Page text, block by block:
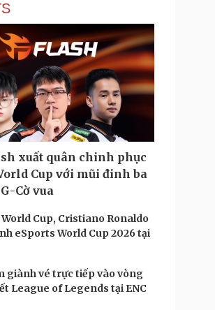
Giá cà phê
Công nghệ
Sành điệu
Tin Công nghệ
Trải nghiệm
Chuyển đổi số
Podcast
Câu chuyện thời sự
Đọc truyện đêm khuya
Cửa sổ tình yêu
Kể chuyện cho bé
Hạt giống tâm hồn
xuất quân chinh phục
Cup với mũi đinh ba
Cờ vua
World Cup, Cristiano Ronaldo
eSports World Cup 2026 tại
giành vé trực tiếp vào vòng
League of Legends tại ENC